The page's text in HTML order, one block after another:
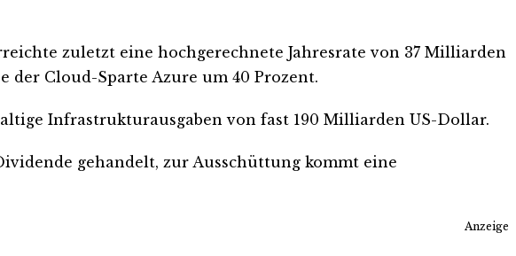
zuletzt eine hochgerechnete Jahresrate von 37 Milliarden
der Cloud-Sparte Azure um 40 Prozent.
Infrastrukturausgaben von fast 190 Milliarden US-Dollar.
gehandelt, zur Ausschüttung kommt eine
Anzeige